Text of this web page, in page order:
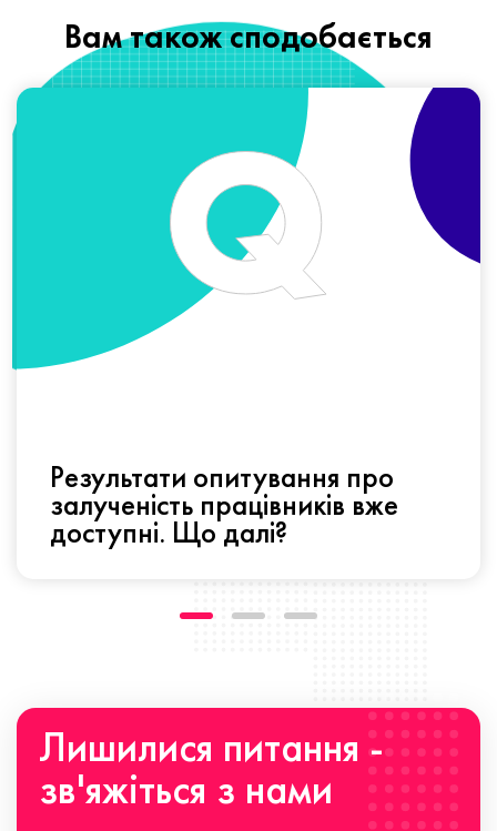
Вам також сподобається
Результати опитування про
залученість працівників вже
доступні. Що далі?
Лишилися питання -
зв'яжіться з нами